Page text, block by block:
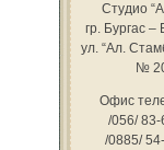
Студио
гр. Бургас –
ул. “Ал.
№
Офис
/056/
/0885/